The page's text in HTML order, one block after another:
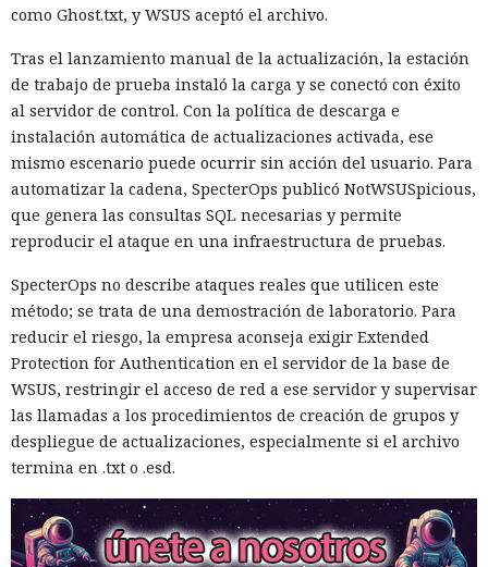
como Ghost.txt, y WSUS aceptó el archivo.
Tras el lanzamiento manual de la actualización, la estación
de trabajo de prueba instaló la carga y se conectó con éxito
al servidor de control. Con la política de descarga e
instalación automática de actualizaciones activada, ese
mismo escenario puede ocurrir sin acción del usuario. Para
automatizar la cadena, SpecterOps publicó NotWSUSpicious,
que genera las consultas SQL necesarias y permite
reproducir el ataque en una infraestructura de pruebas.
SpecterOps no describe ataques reales que utilicen este
método; se trata de una demostración de laboratorio. Para
reducir el riesgo, la empresa aconseja exigir Extended
Protection for Authentication en el servidor de la base de
WSUS, restringir el acceso de red a ese servidor y supervisar
las llamadas a los procedimientos de creación de grupos y
despliegue de actualizaciones, especialmente si el archivo
termina en .txt o .esd.